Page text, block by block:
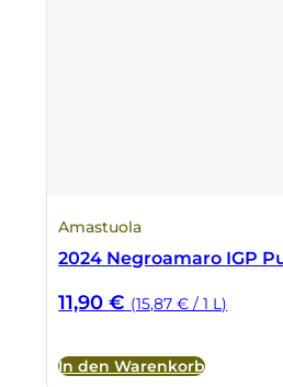
Amastuola
2024 Negroamaro IGP
11,90€ (15,87 € / 1 L)
In den Warenkorb